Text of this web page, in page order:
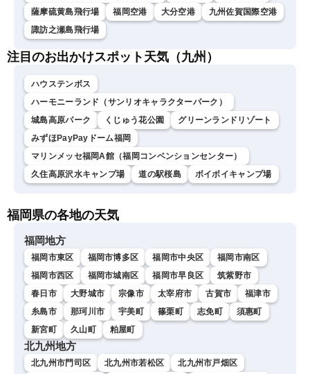
薩摩硫黄島飛行場
福岡空港 大分空港
九州佐賀国際空港
諏訪之瀬島飛行場
注目のお出かけスポット天気（九州）
ハウステンボス
ハーモニーランド（サンリオキャラクターパーク）
城島高原パーク
くじゅう花公園
グリーンランドリゾート
みずほPayPayドーム福岡
マリンメッセ福岡A館（福岡コンベンションセンター）
久住高原沢水キャンプ場
道の駅桜島 ボイボイキャンプ場
福岡県の各地の天気
福岡地方
福岡市東区 福岡市博多区 福岡市中央区
福岡市南区
福岡市西区
福岡市城南区 福岡市早良区
筑紫野市
春日市
大野城市 宗像市 太宰府市 古賀市
福津市
糸島市
那珂川市 宇美町 篠栗町 志免町
須惠町
新宮町
久山町 粕屋町
北九州地方
北九州市門司区 北九州市若松区 北九州市戸畑区